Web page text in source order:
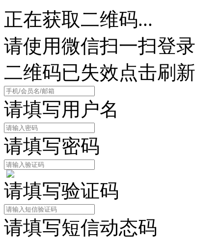
正在获取二维码...
请使用微信扫一扫登录
二维码已失效点击刷新
请填写用户名
请填写密码
请填写验证码
请填写短信动态码